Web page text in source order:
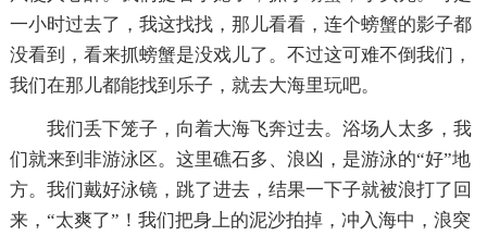
一小时过去了，我这找找，那儿看看，连个螃蟹的影子都
没看到，看来抓螃蟹是没戏儿了。不过这可难不倒我们，
我们在那儿都能找到乐子，就去大海里玩吧。
我们丢下笼子，向着大海飞奔过去。浴场人太多，我
们就来到非游泳区。这里礁石多、浪凶，是游泳的“好”地
方。我们戴好泳镜，跳了进去，结果一下子就被浪打了回
来，“太爽了”！我们把身上的泥沙拍掉，冲入海中，浪突